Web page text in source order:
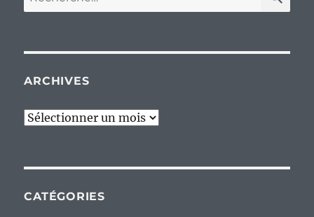
pour :
ARCHIVES
Archives
CATÉGORIES